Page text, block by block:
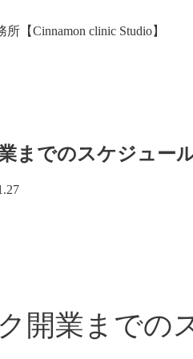
までのスケジュー
開業までの